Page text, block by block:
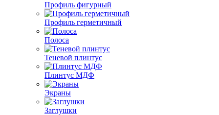
Профиль фигурный
Профиль герметичный
Полоса
Теневой плинтус
Плинтус МДФ
Экраны
Заглушки